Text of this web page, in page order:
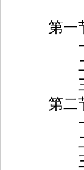
第一节
一、
二、
三、
第二节
一、
二、
三、